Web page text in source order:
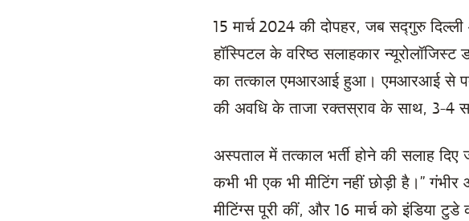
15 मार्च 2024 की दोपहर, जब सद्गुरु
हॉस्पिटल के वरिष्ठ सलाहकार
का तत्काल एमआरआई हुआ। एमआरआई से
की अवधि के ताजा रक्तस्राव के साथ, 3-4
अस्पताल में तत्काल भर्ती होने की सलाह
कभी भी एक भी मीटिंग नहीं छोड़ी है।” गंभीर
मीटिंग्स पूरी कीं, और 16 मार्च को इंडिया